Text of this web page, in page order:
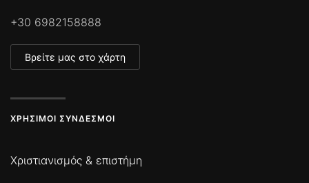
+30 6982158888
Βρείτε μας στο χάρτη
ΧΡΉΣΙΜΟΙ ΣΎΝΔΕΣΜΟΙ
Χριστιανισμός & επιστήμη